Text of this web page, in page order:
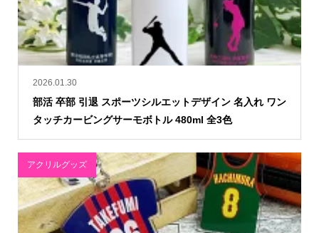
2026.01.30
部活 卒部 引退 スポーツシルエットデザイン 名入れ ワン
タッチカービングサーモボトル 480ml 全3色
アクリルグッズ